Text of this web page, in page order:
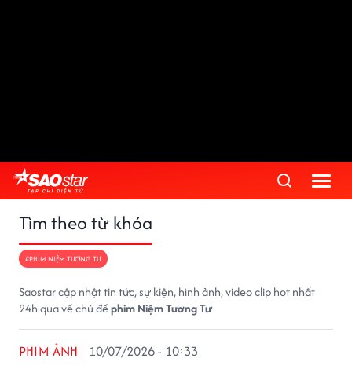
Tìm theo từ khóa
#PHIM NIỆM TƯƠNG TƯ
Saostar cập nhật tin tức, sự kiện, hình ảnh, video clip hot nhất
24h qua về chủ đềphim Niệm Tương Tư
PHIM ẢNH 10/07/2026 - 10:33